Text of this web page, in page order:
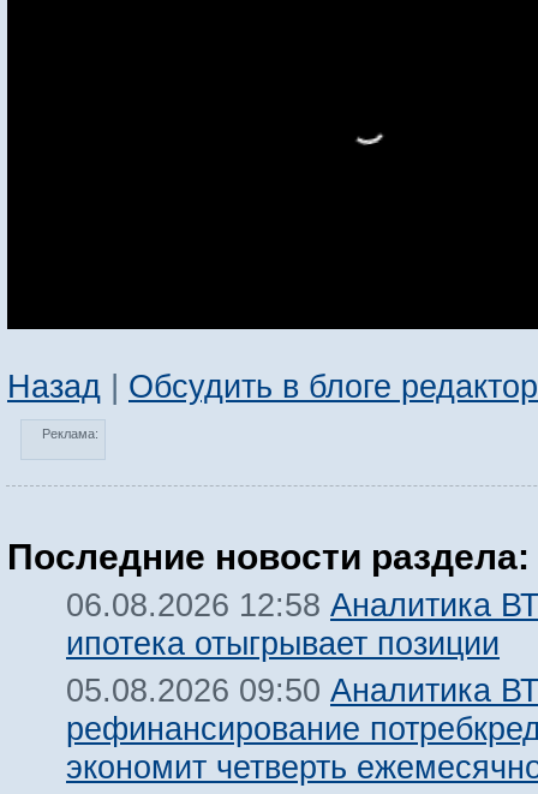
Назад | Обсудить в блоге
Реклама:
Последние новости раздела:
06.08.2026 12:58 Аналитика
ипотека отыгрывает позиции
05.08.2026 09:50 Аналитика
рефинансирование
экономит четверть